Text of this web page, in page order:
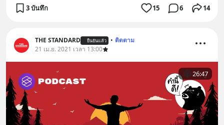
3 บันทึก 15 6 14
THE STANDARD ยืนยันแล้ว • ติดตาม
21 เม.ย. 2021 เวลา 13:00
26:47